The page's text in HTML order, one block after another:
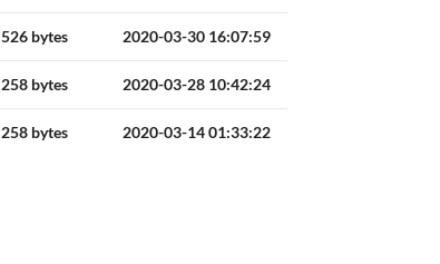
526 bytes 2020-03-30 16:07:59
258 bytes 2020-03-28 10:42:24
258 bytes 2020-03-14 01:33:22